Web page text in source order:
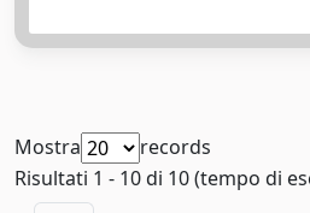
Mostra
records
Risultati 1 - 10 di 10 (tempo di